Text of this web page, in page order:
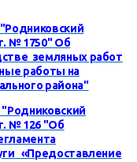
№ 1750"Об
земляных работ
работы на
района"
№ 126 "Об
«Предоставление